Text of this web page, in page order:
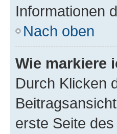
Informationen
Nach oben
Wie markiere
Durch Klicken
erste Seite